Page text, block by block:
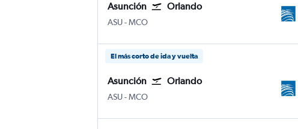
Asunción Orlando
ASU-MCO
El más corto de ida y vuelta
Asunción Orlando
ASU-MCO